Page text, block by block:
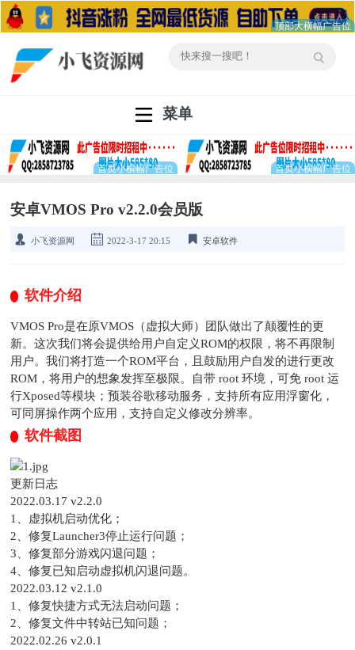
菜单
安卓VMOS Pro v2.2.0会员版
小飞资源网 2022-3-17 20:15 安卓软件
软件介绍
VMOS Pro是在原VMOS（虚拟大师）团队做出了颠覆性的更
新。这次我们将会提供给用户自定义ROM的权限，将不再限制
用户。我们将打造一个ROM平台，且鼓励用户自发的进行更改
ROM，将用户的想象发挥至极限。自带 root 环境，可免 root 运
行Xposed等模块；预装谷歌移动服务，支持所有应用浮窗化，
可同屏操作两个应用，支持自定义修改分辨率。
软件截图
更新日志
2022.03.17 v2.2.0
1、虚拟机启动优化；
2、修复Launcher3停止运行问题；
3、修复部分游戏闪退问题；
4、修复已知启动虚拟机闪退问题。
2022.03.12 v2.1.0
1、修复快捷方式无法启动问题；
2、修复文件中转站已知问题；
2022.02.26 v2.0.1